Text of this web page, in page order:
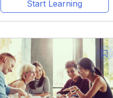
Start Learning